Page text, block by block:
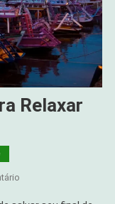
Relaxar
Em